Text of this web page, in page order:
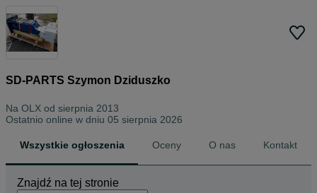
SD-PARTS Szymon Dziduszko
Na OLX od sierpnia 2013
Ostatnio online w dniu 05 sierpnia 2026
Wszystkie ogłoszenia Oceny O nas Kontakt
Znajdź na tej stronie